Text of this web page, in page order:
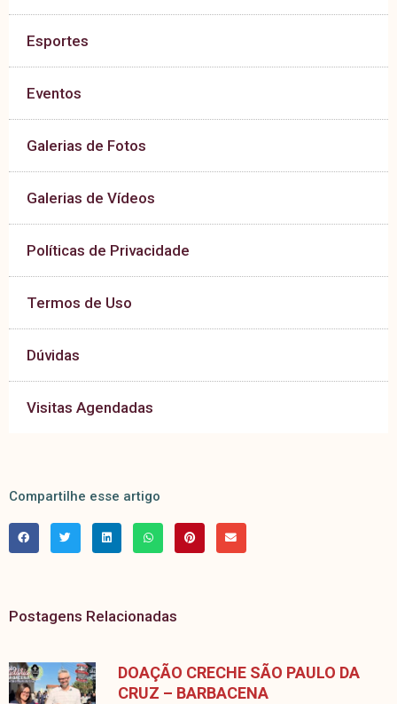
Esportes
Eventos
Galerias de Fotos
Galerias de Vídeos
Políticas de Privacidade
Termos de Uso
Dúvidas
Visitas Agendadas
Compartilhe esse artigo
Postagens Relacionadas
DOAÇÃO CRECHE SÃO PAULO DA
CRUZ – BARBACENA